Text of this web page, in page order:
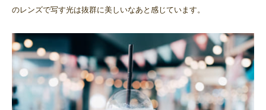
のレンズで写す光は抜群に美しいなあと感じています。